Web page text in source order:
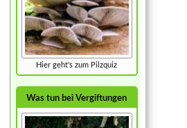
Hier geht's zum Pilzquiz
Was tun bei Vergiftungen